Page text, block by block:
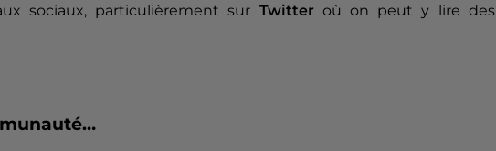
sociaux, particulièrement sur Twitter où on peut y lire des